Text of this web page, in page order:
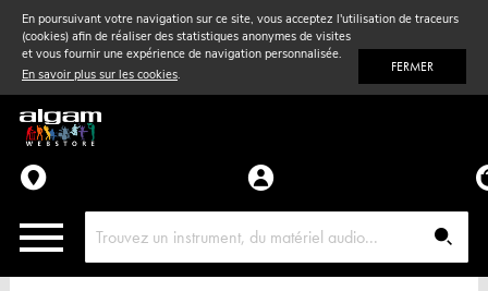
En poursuivant votre navigation sur ce site, vous acceptez l'utilisation de traceurs
(cookies) afin de réaliser des statistiques anonymes de visites
et vous fournir une expérience de navigation personnalisée.
En savoir plus sur les cookies. FERMER
Vent& Violon
Accessoires
Pièces détachées